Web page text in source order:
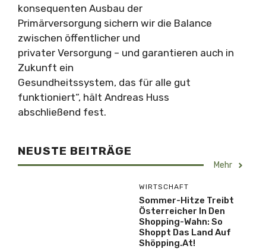
konsequenten Ausbau der
Primärversorgung sichern wir die Balance
zwischen öffentlicher und
privater Versorgung – und garantieren auch in
Zukunft ein
Gesundheitssystem, das für alle gut
funktioniert“, hält Andreas Huss
abschließend fest.
NEUSTE BEITRÄGE
Mehr
WIRTSCHAFT
Sommer-Hitze Treibt
Österreicher In Den
Shopping-Wahn: So
Shoppt Das Land Auf
Shöpping.at!